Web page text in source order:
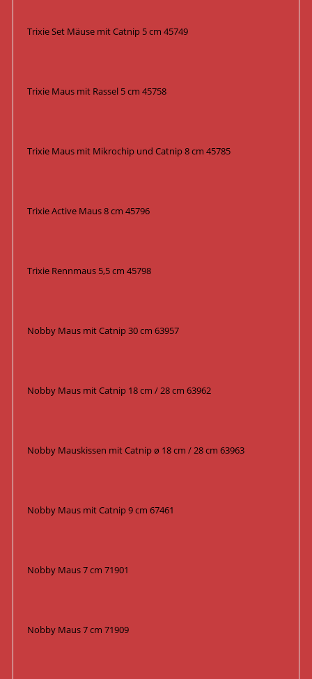
Trixie Set Mäuse mit Catnip 5 cm 45749
Trixie Maus mit Rassel 5 cm 45758
Trixie Maus mit Mikrochip und Catnip 8 cm 45785
Trixie Active Maus 8 cm 45796
Trixie Rennmaus 5,5 cm 45798
Nobby Maus mit Catnip 30 cm 63957
Nobby Maus mit Catnip 18 cm / 28 cm 63962
Nobby Mauskissen mit Catnip ø 18 cm / 28 cm 63963
Nobby Maus mit Catnip 9 cm 67461
Nobby Maus 7 cm 71901
Nobby Maus 7 cm 71909